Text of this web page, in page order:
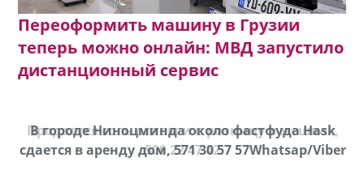
Переоформить машину в Грузии
теперь можно онлайн: МВД запустило
дистанционный сервис
Продается соль оптом и в розницу в мешках,
500 22 47 42
В городе Ниноцминда около фастфуда Hask
cдается в аренду дом, 571 30 57 57Whatsap/Viber